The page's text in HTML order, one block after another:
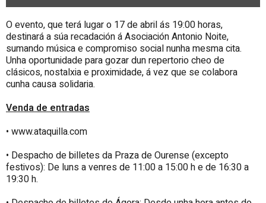
O evento, que terá lugar o 17 de abril ás 19:00 horas,
destinará a súa recadación á Asociación Antonio Noite,
sumando música e compromiso social nunha mesma cita.
Unha oportunidade para gozar dun repertorio cheo de
clásicos, nostalxia e proximidade, á vez que se colabora
cunha causa solidaria.
Venda de entradas
• www.ataquilla.com
• Despacho de billetes da Praza de Ourense (excepto
festivos): De luns a venres de 11:00 a 15:00 h e de 16:30 a
19:30 h.